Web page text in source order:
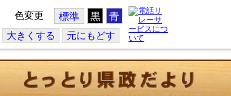
色変更 標準 黒 青
大きくする 元にもどす